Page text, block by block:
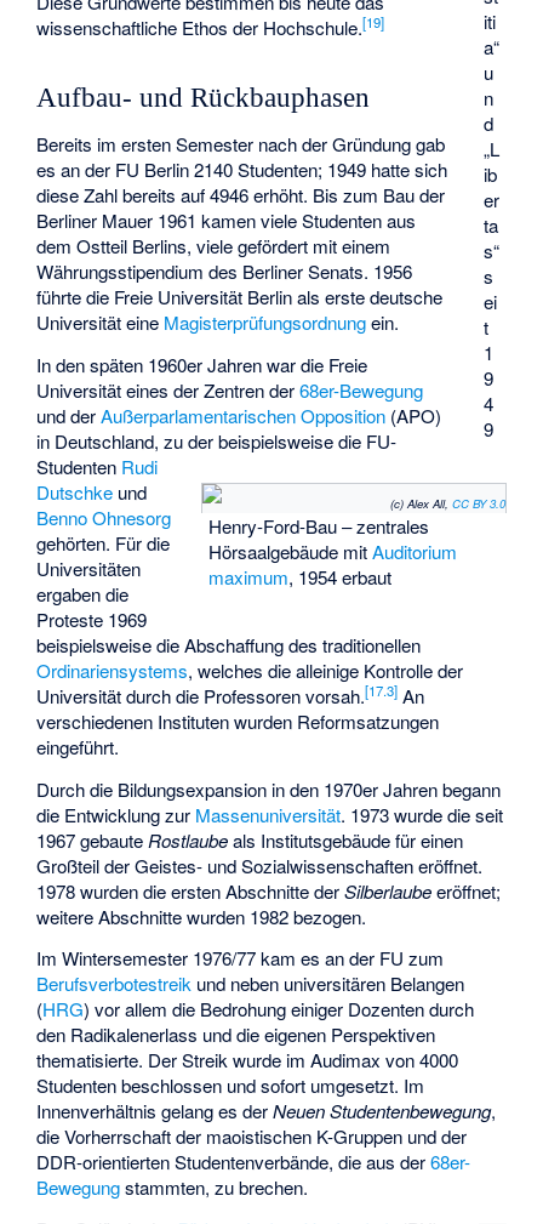
iti
a“
u
n
d
„L
ib
er
ta
s“
s
ei
t
1
9
4
9
wissenschaftliche Ethos der Hochschule.[19]
Aufbau- und Rückbauphasen
Bereits im ersten Semester nach der Gründung gab
es an der FU Berlin 2140 Studenten; 1949 hatte sich
diese Zahl bereits auf 4946 erhöht. Bis zum Bau der
Berliner Mauer 1961 kamen viele Studenten aus
dem Ostteil Berlins, viele gefördert mit einem
Währungsstipendium des Berliner Senats. 1956
führte die Freie Universität Berlin als erste deutsche
Universität eine Magisterprüfungsordnungein.
(c) Alex All, CC BY 3.0
Henry-Ford-Bau – zentrales
Hörsaalgebäude mitAuditorium
maximum, 1954 erbaut
In den späten 1960er Jahren war die Freie
Universität eines der Zentren der68er-Bewegung
und derAußerparlamentarischen Opposition (APO)
in Deutschland, zu der beispielsweise die FU-
Studenten Rudi
Dutschke und
Benno Ohnesorg
gehörten. Für die
Universitäten
ergaben die
Proteste 1969
beispielsweise die Abschaffung des traditionellen
Ordinariensystems, welches die alleinige Kontrolle der
Universität durch die Professoren vorsah.[17.3] An
verschiedenen Instituten wurden Reformsatzungen
eingeführt.
Durch die Bildungsexpansion in den 1970er Jahren begann
die Entwicklung zur Massenuniversität. 1973 wurde die seit
1967 gebaute Rostlaubeals Institutsgebäude für einen
Großteil der Geistes- und Sozialwissenschaften eröffnet.
1978 wurden die ersten Abschnitte derSilberlaubeeröffnet;
weitere Abschnitte wurden 1982 bezogen.
Im Wintersemester 1976/77 kam es an der FU zum
Berufsverbotestreik und neben universitären Belangen
(HRG) vor allem die Bedrohung einiger Dozenten durch
den Radikalenerlass und die eigenen Perspektiven
thematisierte. Der Streik wurde im Audimax von 4000
Studenten beschlossen und sofort umgesetzt. Im
Innenverhältnis gelang es derNeuen Studentenbewegung,
die Vorherrschaft der maoistischen K-Gruppen und der
DDR-orientierten Studentenverbände, die aus der68er-
Bewegungstammten, zu brechen.